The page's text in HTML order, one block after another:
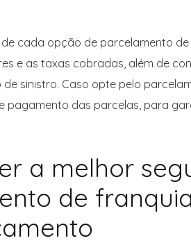
cada opção de parcelamento
e as taxas cobradas, além de
sinistro. Caso opte pelo
pagamento das parcelas, para
a melhor
de